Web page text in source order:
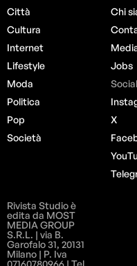
Città
Cultura
Internet
Lifestyle
Moda
Politica
Pop
Società
Chi
Jobs
Social
X
Rivista Studio è
edita da MOST
MEDIA GROUP
S.R.L. | via B.
Garofalo 31, 20131
Milano | P. Iva
07160780966 | Tel.